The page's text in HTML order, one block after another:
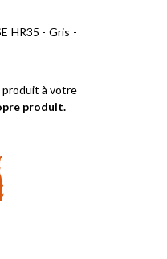
HR35 - Gris -
produit à votre
produit.